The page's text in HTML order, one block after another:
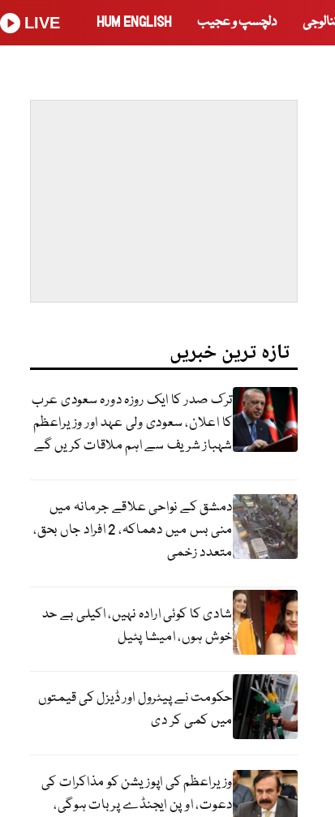
دلچسپ و عجیب HUM ENGLISH
LIVE
تازہ ترین خبریں
ترک صدر کا ایک روزہ دورہ سعودی عرب
کا اعلان، سعودی ولی عہد اور وزیراعظم
شہباز شریف سے اہم ملاقات کریں گے
دمشق کے نواحی علاقے جرمانہ میں
منی بس میں دھماکہ، 2 افراد جاں بحق،
متعدد زخمی
شادی کا کوئی ارادہ نہیں، اکیلی بے حد
خوش ہوں، امیشا پٹیل
حکومت نے پیٹرول اور ڈیزل کی قیمتوں
میں کمی کر دی
وزیراعظم کی اپوزیشن کو مذاکرات کی
دعوت، اوپن ایجنڈے پر بات ہوگی،